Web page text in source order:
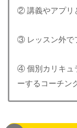
② 講義やアプリ
③ レッスン外で
④ 個別カリキュ
ーするコーチ